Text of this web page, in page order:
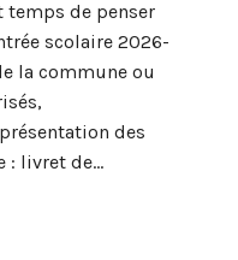
temps de penser
scolaire 2026-
la commune ou
des
: livret de…